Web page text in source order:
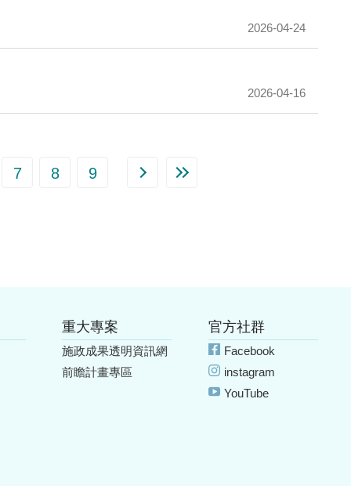
2026-04-24
2026-04-16
7 8 9
重大專案
施政成果透明資訊網
前瞻計畫專區
官方社群
Facebook
instagram
YouTube